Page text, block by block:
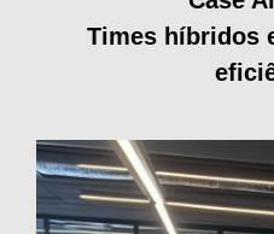
Times híbridos